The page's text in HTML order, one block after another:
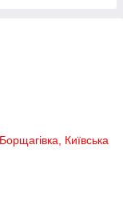
Київська